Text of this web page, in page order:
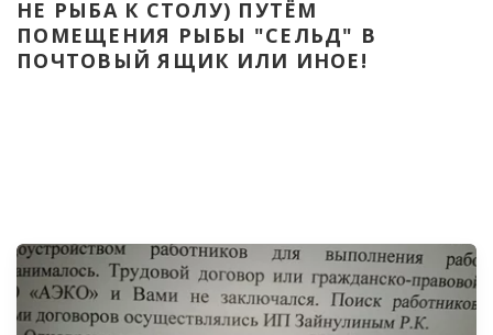
НЕ РЫБА К СТОЛУ) ПУТЁМ
ПОМЕЩЕНИЯ РЫБЫ "СЕЛЬД" В
ПОЧТОВЫЙ ЯЩИК ИЛИ ИНОЕ!